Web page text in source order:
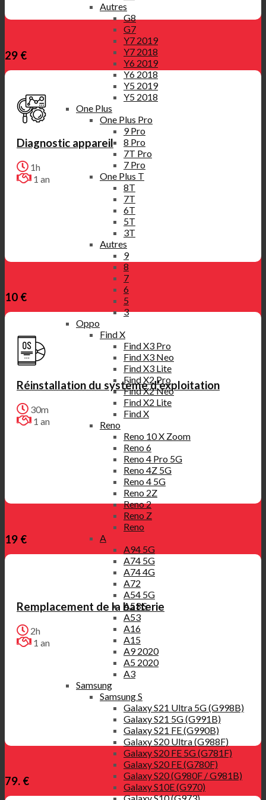
Autres
G8
G7
Y7 2019
Y7 2018
Y6 2019
Y6 2018
Y5 2019
Y5 2018
One Plus
One Plus Pro
9 Pro
8 Pro
7T Pro
7 Pro
One Plus T
8T
7T
6T
5T
3T
Autres
9
8
7
6
5
3
Oppo
Find X
Find X3 Pro
Find X3 Neo
Find X3 Lite
Find X2 Pro
Find X2 Neo
Find X2 Lite
Find X
Reno
Reno 10 X Zoom
Reno 6
Reno 4 Pro 5G
Reno 4Z 5G
Reno 4 5G
Reno 2Z
Reno 2
Reno Z
Reno
A
A94 5G
A74 5G
A74 4G
A72
A54 5G
A53 S
A53
A16
A15
A9 2020
A5 2020
A3
Samsung
Samsung S
Galaxy S21 Ultra 5G (G998B)
Galaxy S21 5G (G991B)
Galaxy S21 FE (G990B)
Galaxy S20 Ultra (G988F)
Galaxy S20 FE 5G (G781F)
Galaxy S20 FE (G780F)
Galaxy S20 (G980F / G981B)
Galaxy S10E (G970)
29 €
Diagnostic appareil
1h
1 an
10 €
Réinstallation du système d’exploitation
30m
1 an
19 €
Remplacement de la batterie
2h
1 an
79. €